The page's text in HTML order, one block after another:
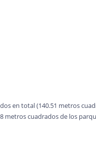
en total (140.51 metros
metros cuadrados de los